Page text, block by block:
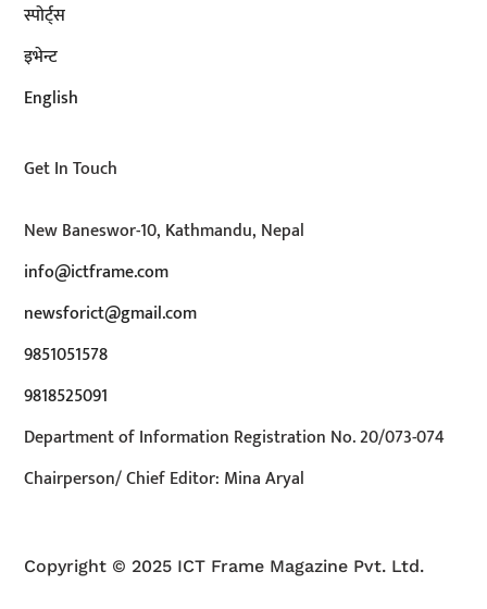
स्पोर्ट्स
इभेन्ट
English
Get In Touch
New Baneswor-10, Kathmandu, Nepal
info@ictframe.com
newsforict@gmail.com
9851051578
9818525091
Department of Information Registration No. 20/073-074
Chairperson/ Chief Editor: Mina Aryal
Copyright © 2025 ICT Frame Magazine Pvt. Ltd.